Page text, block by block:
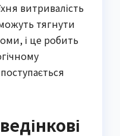
витривалість
тягнути
і це робить